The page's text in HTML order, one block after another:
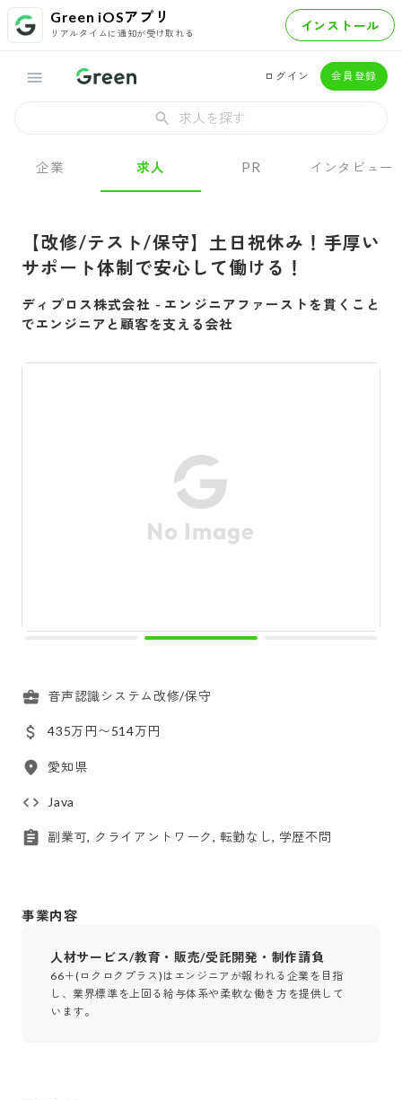
Green iOSアプリ
リアルタイムに通知が受け取れる インストール
ログイン 会員登録
求人を探す
企業 求人 PR インタビュー
【改修/テスト/保守】土日祝休み！手厚い
サポート体制で安心して働ける！
ディプロス株式会社 - エンジニアファーストを貫くこと
でエンジニアと顧客を支える会社
音声認識システム改修/保守
435万円〜514万円
愛知県
Java
副業可, クライアントワーク, 転勤なし, 学歴不問
事業内容
人材サービス/教育・販売/受託開発・制作請負
66＋(ロクロクプラス)はエンジニアが報われる企業を目指
し、業界標準を上回る給与体系や柔軟な働き方を提供して
います。